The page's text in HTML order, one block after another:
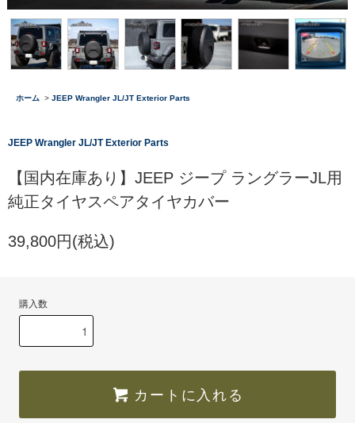
ホーム > JEEP Wrangler JL/JT Exterior Parts
JEEP Wrangler JL/JT Exterior Parts
【国内在庫あり】JEEP ジープ ラングラーJL用
純正タイヤスペアタイヤカバー
39,800円(税込)
購入数
カートに入れる